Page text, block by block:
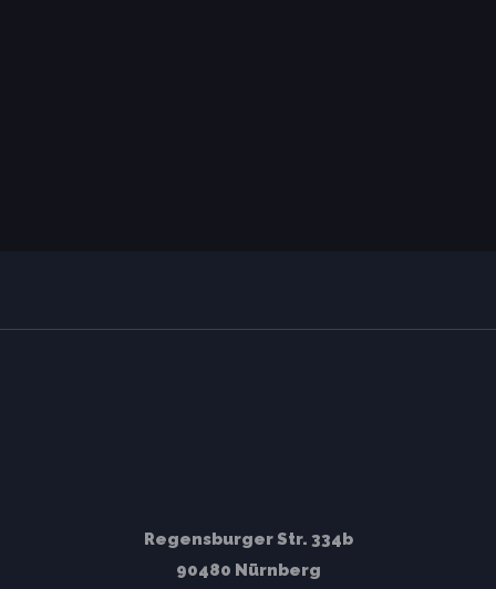
Regensburger Str. 334b
90480 Nürnberg